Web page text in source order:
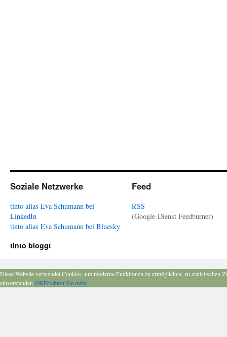
Soziale Netzwerke
tinto alias Eva Schumann bei
LinkedIn
tinto alias Eva Schumann bei Bluesky
Feed
RSS
(Google-Dienst Feedburner)
tinto bloggt
Diese Website verwendet Cookies, um moderne Funktionen zu ermöglichen, zu
einverstanden.OKErfahren Sie mehr.